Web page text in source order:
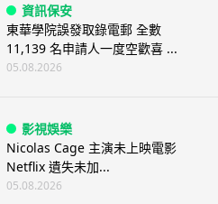
資訊保安
東華學院誤發取錄電郵 全數
11,139 名申請人一度空歡喜 ...
05.08.2026
影視娛樂
Nicolas Cage 主演未上映電影
Netflix 遺失未加...
05.08.2026